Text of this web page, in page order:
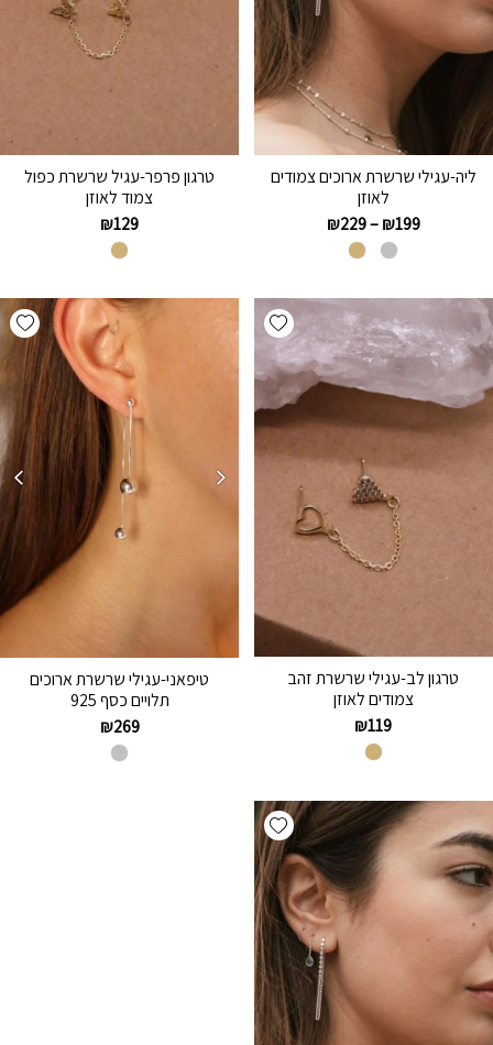
ליה-עגילי שרשרת ארוכים צמודים
לאוזן
₪199
–
₪229
טרגון פרפר-עגיל שרשרת כפול
צמוד לאוזן
₪129
Add wishlist
טרגון לב-עגילי שרשרת זהב
צמודים לאוזן
₪119
טיפאני-עגילי שרשרת ארוכים
תלויים כסף 925
₪269
Add wishlist